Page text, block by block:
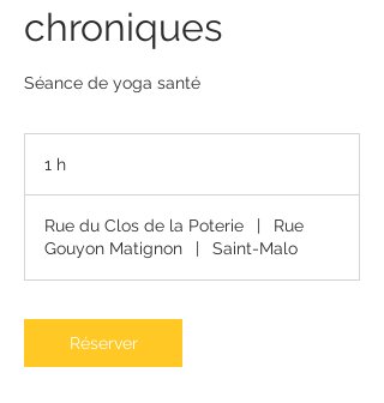
chroniques
Séance de yoga santé
1 h
Rue du Clos de la Poterie |
Rue
Gouyon Matignon
| Saint-Malo
Réserver